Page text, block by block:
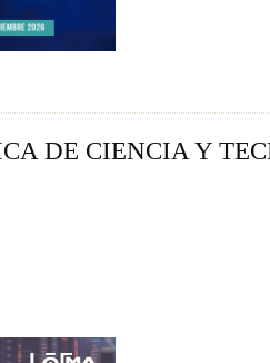
DE CIENCIA Y